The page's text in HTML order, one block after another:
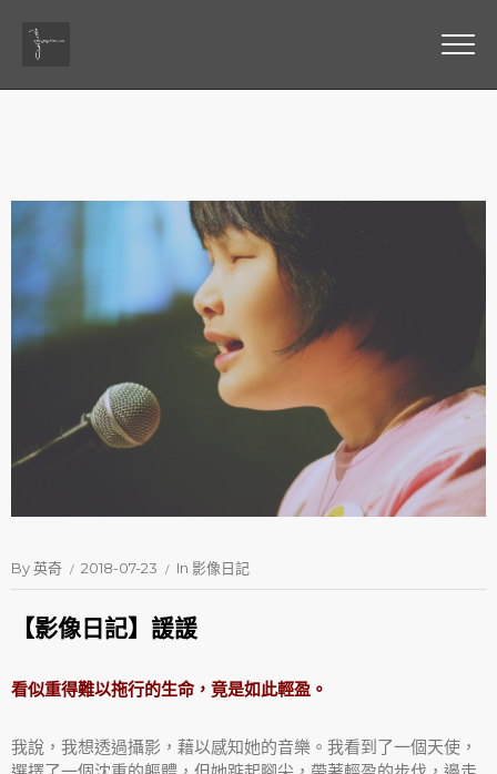
By英奇 2018-07-23 In 影像日記
【影像日記】諼諼
看似重得難以拖行的生命，竟是如此輕盈。
我說，我想透過攝影，藉以感知她的音樂。我看到了一個天使，